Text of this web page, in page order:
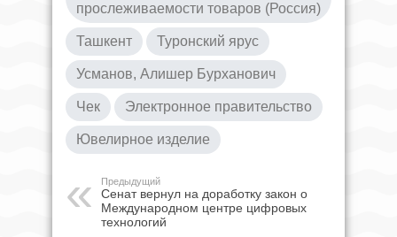
прослеживаемости товаров (Россия)
Ташкент Туронский ярус
Усманов, Алишер Бурханович
Чек Электронное правительство
Ювелирное изделие
Предыдущий
Сенат вернул на доработку закон о
Международном центре цифровых
технологий